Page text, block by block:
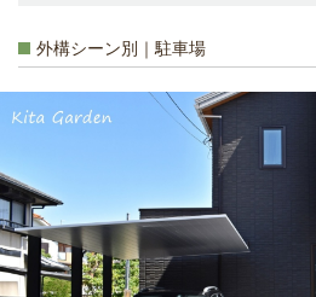
外構シーン別｜駐車場